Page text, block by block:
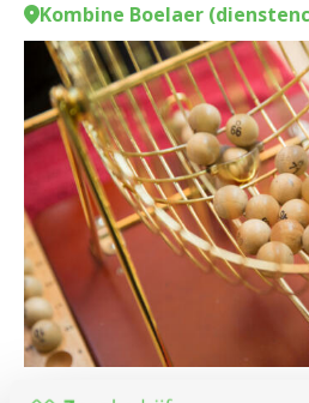
Kombine Boelaer